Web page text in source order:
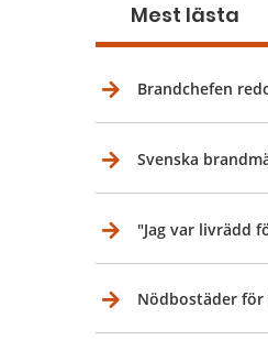
Mest lästa
Brandchefen
Svenska
"Jag var livrädd
Nödbostäder för